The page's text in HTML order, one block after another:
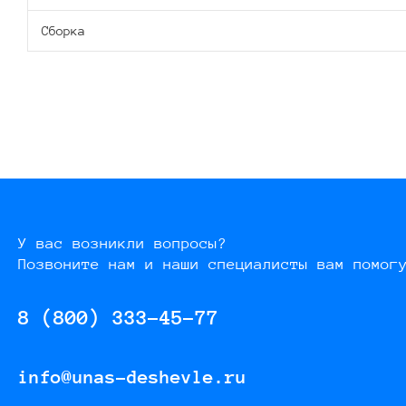
Сборка
У вас возникли вопросы?
Позвоните нам и наши специалисты вам
8 (800) 333-45-77
info@unas-deshevle.ru